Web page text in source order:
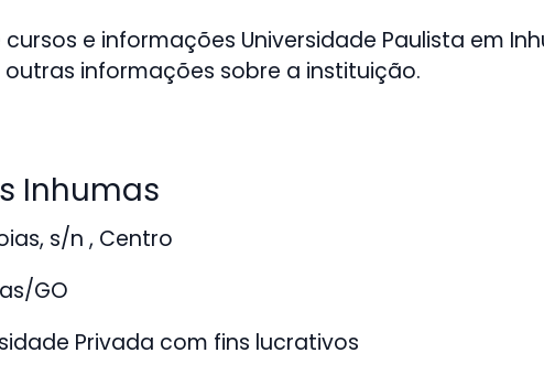
cursos e informações Universidade Paulista em
outras informações sobre a instituição.
Inhumas
s/n , Centro
GO
Privada com fins lucrativos